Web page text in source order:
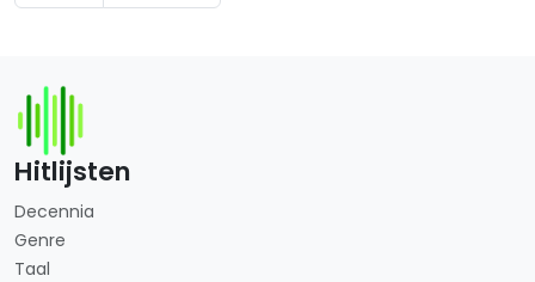
Hitlijsten
Decennia
Genre
Taal